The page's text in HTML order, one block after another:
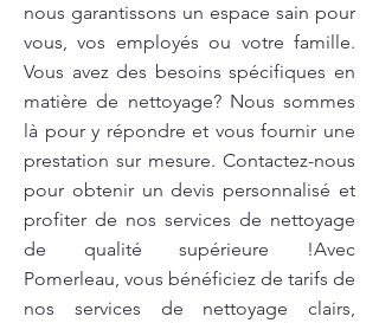
nous garantissons un espace sain pour
vous, vos employés ou votre famille.
Vous avez des besoins spécifiques en
matière de nettoyage? Nous sommes
là pour y répondre et vous fournir une
prestation sur mesure. Contactez-nous
pour obtenir un devis personnalisé et
profiter de nos services de nettoyage
de qualité supérieure !Avec
Pomerleau, vous bénéficiez de tarifs de
nos services de nettoyage clairs,